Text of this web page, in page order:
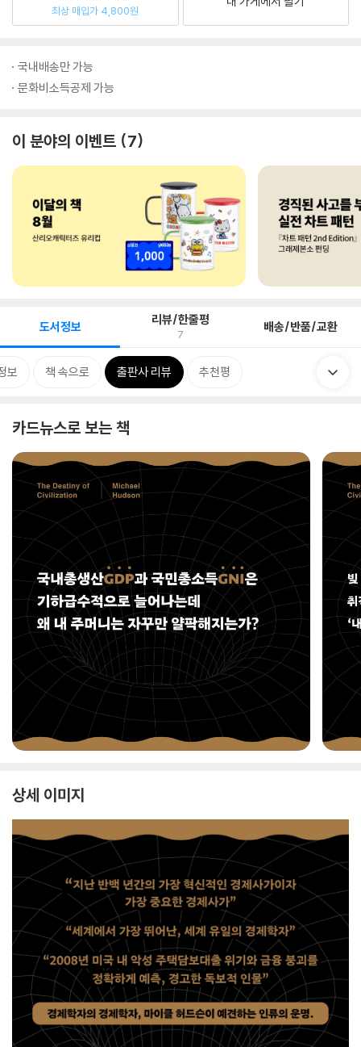
최상 매입가 4,800원
국내배송만 가능
문화비소득공제 가능
이 분야의 이벤트 7
도서정보 리뷰/한줄평
7 배송/반품/교환
보 책 속으로 출판사 리뷰 추천평
카드뉴스로 보는 책
상세 이미지